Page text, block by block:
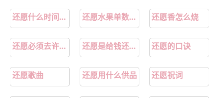
第27章：旅馆 第28章：尴尬
还愿什么时间去最好 还愿水果单数双数 还愿香怎么烧
还愿必须去许愿的地方吗 还愿是给钱还是买香 还愿的口诀
还愿歌曲 还愿用什么供品 还愿祝词